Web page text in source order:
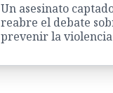
Un asesinato
reabre el debate
prevenir la violencia